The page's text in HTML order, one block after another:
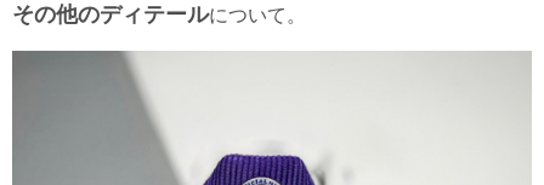
その他のディテールについて。